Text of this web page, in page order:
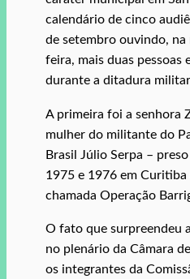
calendário de cinco
de setembro ouvindo, na
feira, mais duas pessoas
durante a ditadura
A primeira foi a senhora
mulher do militante do
Brasil Júlio Serpa –
1975 e 1976 em
chamada Operação
O fato que surpreendeu
no plenário da Câmara
os integrantes da